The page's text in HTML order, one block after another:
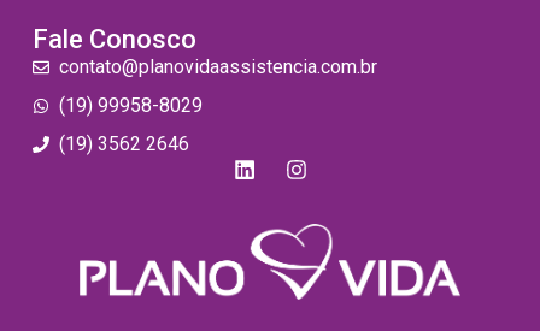
Fale Conosco
contato@planovidaassistencia.com.br
(19) 99958-8029
(19) 3562 2646